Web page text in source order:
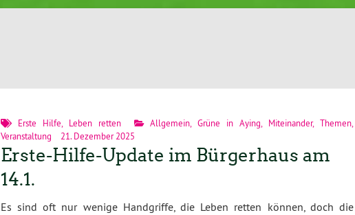
Erste Hilfe Leben retten Allgemein, Grüne in Aying Miteinander,Themen
Veranstaltung
21. Dezember 2025
Erste-Hilfe-Update im Bürgerhaus am
14.1.
Es sind oft nur wenige Handgriffe, die Leben retten können, doch die